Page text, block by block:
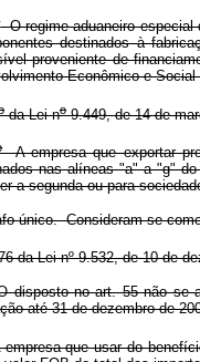
O regime aduaneiro especial
destinados à
proveniente de
Econômico e
da Lei no9.449, de 14 de
A empresa que exportar
nas alíneas "a" a "g"
a segunda ou para
único. Consideram-se
da Lei nº9.532, de 10 de
no art. 55 não se
até 31 de dezembro de
que usar do